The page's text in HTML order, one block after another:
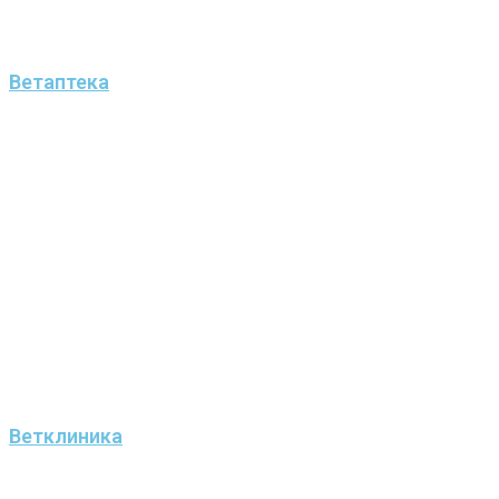
Ветаптека
Ветклиника